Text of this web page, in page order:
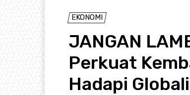
EKONOMI
JANGAN
Perkuat
Hadapi